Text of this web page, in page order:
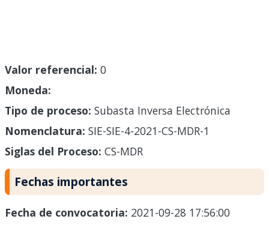
Valor referencial: 0
Moneda:
Tipo de proceso: Subasta Inversa Electrónica
Nomenclatura: SIE-SIE-4-2021-CS-MDR-1
Siglas del Proceso: CS-MDR
Fechas importantes
Fecha de convocatoria: 2021-09-28 17:56:00